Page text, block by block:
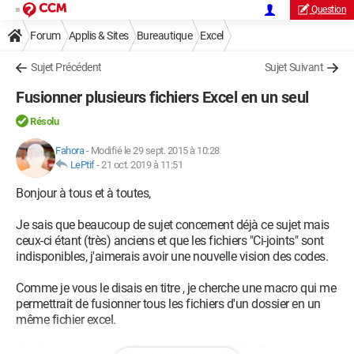
Question
Forum Applis & Sites Bureautique Excel
Sujet Précédent Sujet Suivant
Fusionner plusieurs fichiers Excel en un seul
Résolu
Fahora- Modifié le 29 sept. 2015 à 10:28
LePtif-21 oct. 2019 à 11:51
Bonjour à tous et à toutes,
Je sais que beaucoup de sujet concernent déjà ce sujet mais
ceux-ci étant (très) anciens et que les fichiers "Ci-joints" sont
indisponibles, j'aimerais avoir une nouvelle vision des codes.
Comme je vous le disais en titre , je cherche une macro qui me
permettrait de fusionner tous les fichiers d'un dossier en un
même fichier excel.